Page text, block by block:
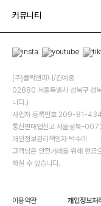
커뮤니티
(주)클릭앤퍼니/김예중
02880 서울특별시 성북구 성
니다.)
사업자 등록번호 209-81-
통신판매업신고 서울성북-
개인정보관리책임자 박수미
고객님은 안전거래를 위해 현금
하실 수 있습니다.
이용약관 개인정보처